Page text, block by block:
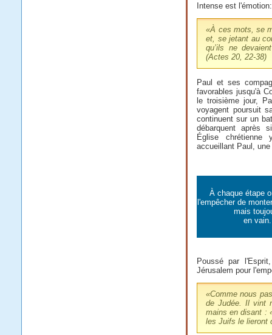
Intense est l'émotion:
«À ces mots, se
et, se jetant au
qu’ils ne
(Actes 20, 22-38)
Paul et ses
favorables jusqu'à
le troisième jour,
voyagent poursuit
continuent sur un
débarquent après
Église
accueillant Paul,
À chaque étape
l'empêcher de
mais
en vain.
Poussé par
Jérusalem pour
«Comme nous
de Judée. Il vint
mains en disant :
les Juifs le lieront